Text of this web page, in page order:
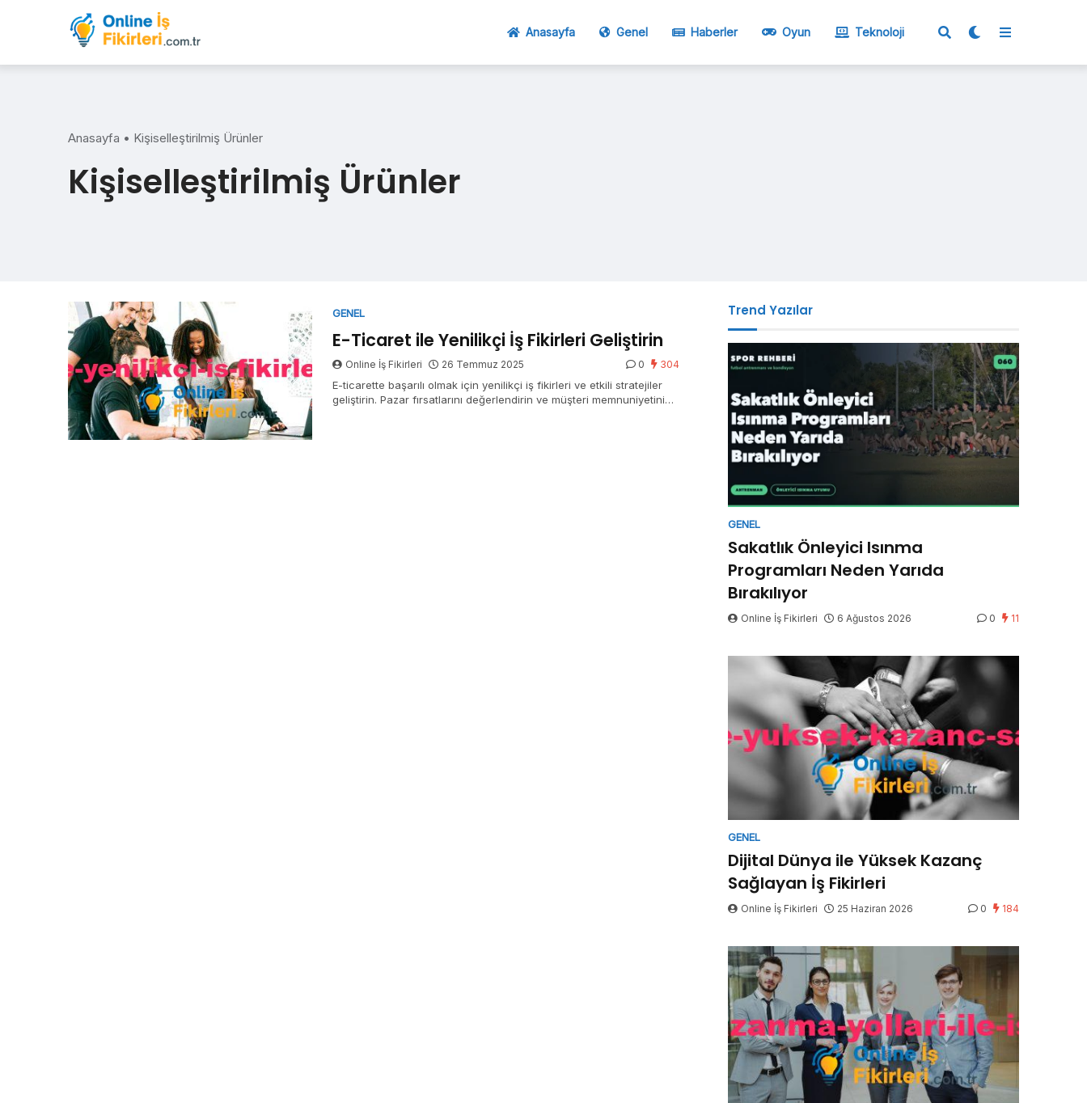
Anasayfa Genel Haberler Oyun Teknoloji
Anasayfa • Kişiselleştirilmiş Ürünler
Kişiselleştirilmiş Ürünler
GENEL
E-Ticaret ile Yenilikçi İş Fikirleri Geliştirin
Online İş Fikirleri 26 Temmuz 2025 0 304
E-ticarette başarılı olmak için yenilikçi iş fikirleri ve etkili stratejiler
geliştirin. Pazar fırsatlarını değerlendirin ve müşteri memnuniyetini
Trend Yazılar
GENEL
Sakatlık Önleyici Isınma
Programları Neden Yarıda
Bırakılıyor
Online İş Fikirleri 6 Ağustos 2026 0 11
GENEL
Dijital Dünya ile Yüksek Kazanç
Sağlayan İş Fikirleri
Online İş Fikirleri 25 Haziran 2026 0 184